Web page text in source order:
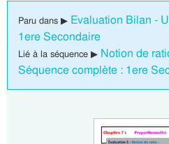
Paru dans ▶ Evaluation Bilan -
1ere Secondaire
Lié à la séquence ▶ Notion de
Séquence complète : 1ere